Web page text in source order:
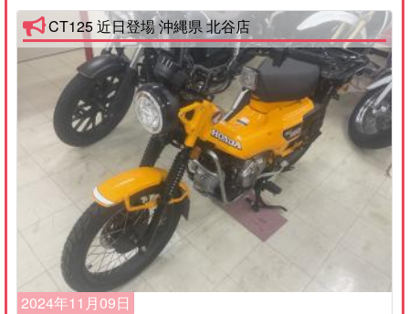
CT125 近日登場 沖縄県 北谷店
2024年11月09日